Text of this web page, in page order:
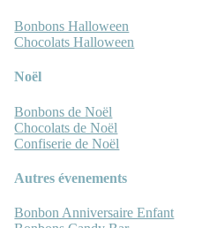
Bonbons Halloween
Chocolats Halloween
Noël
Bonbons de Noël
Chocolats de Noël
Confiserie de Noël
Autres évenements
Bonbon Anniversaire Enfant